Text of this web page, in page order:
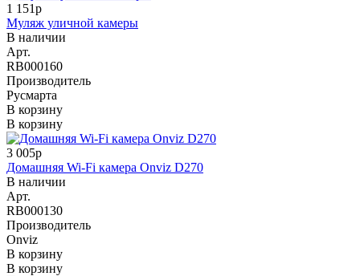
1 151р
Муляж уличной камеры
В наличии
Арт.
RB000160
Производитель
Русмарта
В корзину
В корзину
3 005р
Домашняя Wi-Fi камера Onviz D270
В наличии
Арт.
RB000130
Производитель
Onviz
В корзину
В корзину